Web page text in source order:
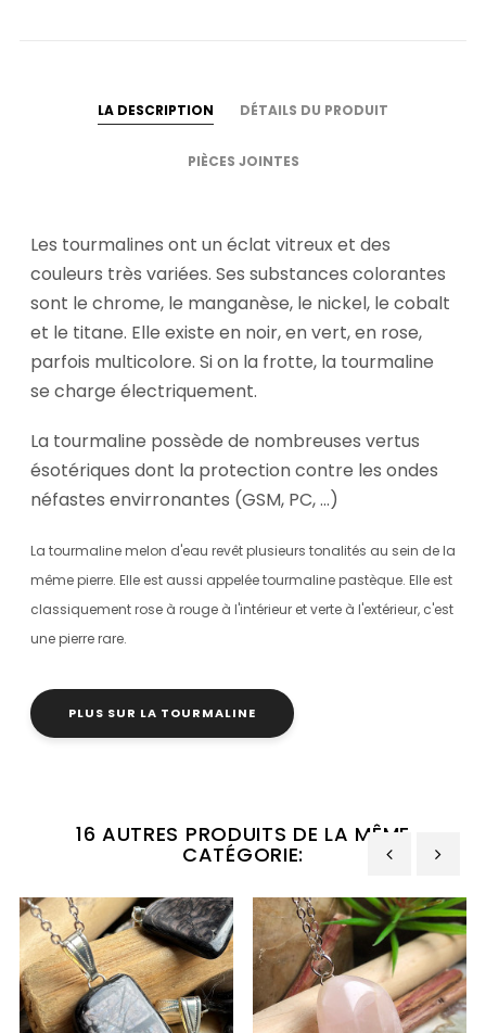
LA DESCRIPTION DÉTAILS DU PRODUIT
PIÈCES JOINTES
Les tourmalines ont un éclat vitreux et des
couleurs très variées. Ses substances colorantes
sont le chrome, le manganèse, le nickel, le cobalt
et le titane. Elle existe en noir, en vert, en rose,
parfois multicolore. Si on la frotte, la tourmaline
se charge électriquement.
La tourmaline possède de nombreuses vertus
ésotériques dont la protection contre les ondes
néfastes envirronantes (GSM, PC, ...)
La tourmaline melon d'eau revêt plusieurs tonalités au sein de la
même pierre. Elle est aussi appelée tourmaline pastèque. Elle est
classiquement rose à rouge à l'intérieur et verte à l'extérieur, c'est
une pierre rare.
PLUS SUR LA TOURMALINE
16 AUTRES PRODUITS DE LA MÊME
CATÉGORIE:
‹ ›